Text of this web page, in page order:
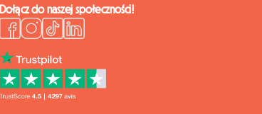
Dołącz do naszej społeczności!